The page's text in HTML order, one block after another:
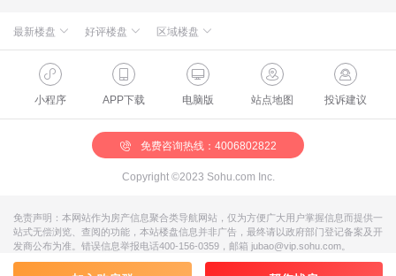
最新楼盘 好评楼盘 区域楼盘
绿城·朗月和风 新航城世界映
怀柔国贤府
缦合北京
懋源·騴橒臺
北京城建·文华知筑
北京城建·和知筑|铂瑞
北京建工·嘉棠雅序
国樾天颂
北京楼盘
石景山楼盘
昌平楼盘
大兴楼盘
房山楼盘
朝阳楼盘
通州楼盘
桃源新都孔雀城 华银天鹅湖
温泉新都孔雀城
中海北京世家
燕都古城·和园
中冶兴隆新城·红石郡
路劲阳光城
富力和园
小程序 APP下载 电脑版 站点地图 投诉建议
免费咨询热线：4006802822
Copyright ©2023 Sohu.com Inc.
免责声明：本网站作为房产信息聚合类导航网站，仅为方便广大用户掌握信息而提供一
站式无偿浏览、查阅的功能，本站楼盘信息并非广告，最终请以政府部门登记备案及开
发商公布为准。错误信息举报电话400-156-0359，邮箱 jubao@vip.sohu.com。